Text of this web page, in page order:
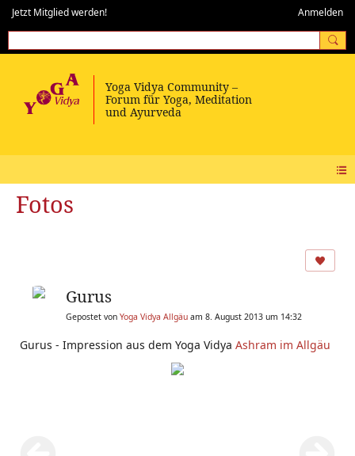
Jetzt Mitglied werden! Anmelden
Fotos
Gurus
Gepostet von Yoga Vidya Allgäu am 8. August 2013 um 14:32
Gurus - Impression aus dem Yoga Vidya Ashram im Allgäu